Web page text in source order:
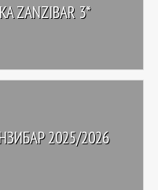
ZANZIBAR 3*
2025/2026